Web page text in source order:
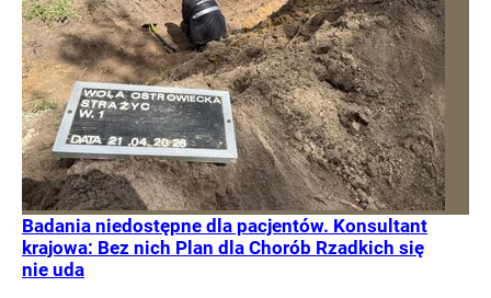
Badania niedostępne dla pacjentów. Konsultant
krajowa: Bez nich Plan dla Chorób Rzadkich się
nie uda